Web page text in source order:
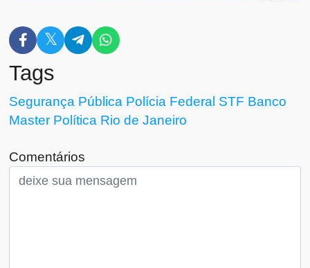
Tags
Segurança Pública Polícia Federal STF Banco
Master Política Rio de Janeiro
Comentários